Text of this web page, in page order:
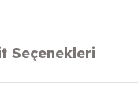
Seçenekleri